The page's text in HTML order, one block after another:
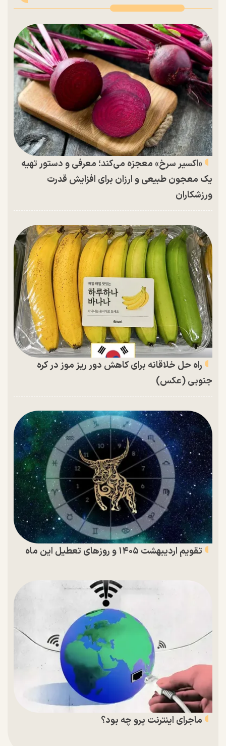
«اکسیر سرخ» معجزه می‌کند؛ معرفی و دستور تهیه
یک معجون طبیعی و ارزان برای افزایش قدرت
ورزشکاران
راه حل خلاقانه برای کاهش دور ریز موز در کره
جنوبی (عکس)
تقویم اردیبهشت ۱۴۰۵ و روز‌های تعطیل این ماه
ماجرای اینترنت پرو چه بود؟